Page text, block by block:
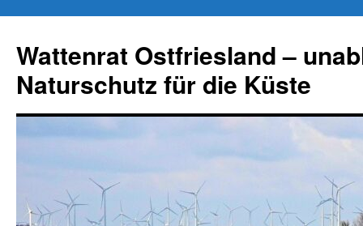
springen
Wattenrat Ostfriesland –
Naturschutz für die Küste